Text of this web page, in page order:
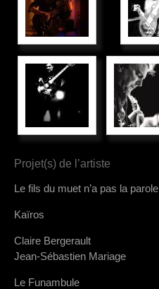
Projet(s) de l’artiste
Le fils du muet n’a pas la parole
Kaïros
Claire Bergerault
Jean-Sébastien Mariage
Le Funambule